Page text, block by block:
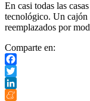
En casi todas las
tecnológico. Un cajón
reemplazados por
Comparte en:
Facebook
Twitter
LinkedIn